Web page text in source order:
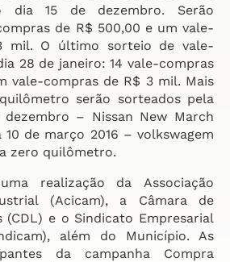
dia 15 de dezembro. Serão
de R$ 500,00 e um vale-
mil. O último sorteio de vale-
28 de janeiro: 14 vale-compras
vale-compras de R$ 3 mil. Mais
serão sorteados pela
– Nissan New March
de março 2016 – volkswagem
zero quilômetro.
realização da Associação
(Acicam), a Câmara de
(CDL) e o Sindicato Empresarial
além do Município. As
da campanha Compra